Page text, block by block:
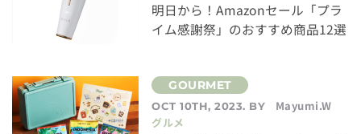
明日から！Amazonセール「プラ
イム感謝祭」のおすすめ商品12選
OCT 10TH, 2023. BY
Mayumi.W
グルメ